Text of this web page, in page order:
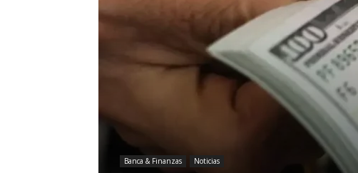
Banca & Finanzas Noticias